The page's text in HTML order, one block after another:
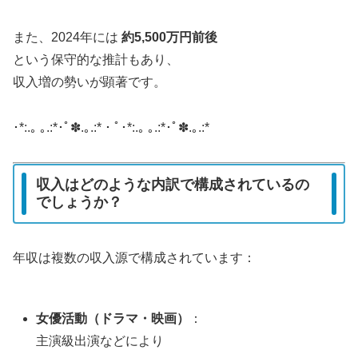
また、2024年には 約5,500万円前後
という保守的な推計もあり、
収入増の勢いが顕著です。
･*:.｡ ｡.:*･ﾟ✽.｡.:*・ﾟ･*:.｡ ｡.:*･ﾟ✽.｡.:*
収入はどのような内訳で構成されているの
でしょうか？
年収は複数の収入源で構成されています：
女優活動（ドラマ・映画）
：
主演級出演などにより